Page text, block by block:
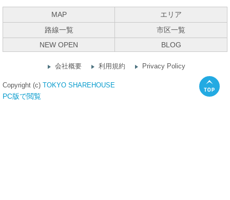
MAP
エリア
路線一覧
市区一覧
NEW OPEN
BLOG
会社概要 利用規約 Privacy Policy
Copyright (c) TOKYO SHAREHOUSE
PC版で閲覧